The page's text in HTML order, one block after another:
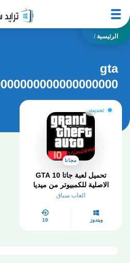
الرئيسية /
gta
تحديث
مجانا
تحميل لعبة جاتا 10 GTA
الاصلية للكمبيوتر من ميديا
فاير
العاب سباق
ويندوز 10